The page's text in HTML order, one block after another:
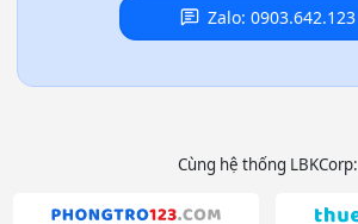
Zalo: 0903.642.123
Cùng hệ thống LBKCorp: